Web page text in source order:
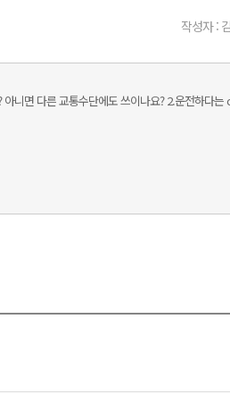
작성자 :
니면 다른 교통수단에도 쓰이나요? 2.운전하다